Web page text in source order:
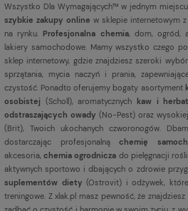
Wszystko Dla Wymagających™ w jednym
szybkie zakupy online w sklepie internetowym
na rynku. Profesjonalna chemia, dom, ogród,
lakiery samochodowe. Mamy wszystko czego
sklep internetowy, gdzie znajdziesz szeroki wybór
sprzątania, mycia naczyń i prania,
czystość. Ponadto oferujemy bogaty asortyment
osobistej (Scholl), aromatycznych kaw i herbat
odstraszających owady(No-Pest) oraz
(Brit), Twoich ukochanych czworonogów.
dostarczając profesjonalnąchemię
akcesoria,chemia ogrodnicza do pielęgnacji
aktywnych sportowo i dbających o zdrowie
suplementów diety (Ostrovit) i odżywek,
treningowe. Z xlak.pl masz pewność, że